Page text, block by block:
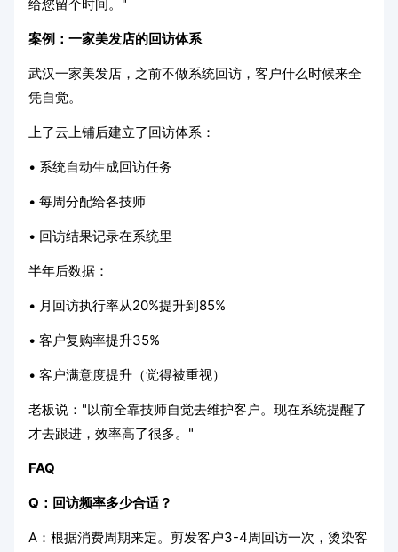
给您留个时间。"
案例：一家美发店的回访体系
武汉一家美发店，之前不做系统回访，客户什么时候来全
凭自觉。
上了云上铺后建立了回访体系：
• 系统自动生成回访任务
• 每周分配给各技师
• 回访结果记录在系统里
半年后数据：
• 月回访执行率从20%提升到85%
• 客户复购率提升35%
• 客户满意度提升（觉得被重视）
老板说："以前全靠技师自觉去维护客户。现在系统提醒了
才去跟进，效率高了很多。"
FAQ
Q：回访频率多少合适？
A：根据消费周期来定。剪发客户3-4周回访一次，烫染客